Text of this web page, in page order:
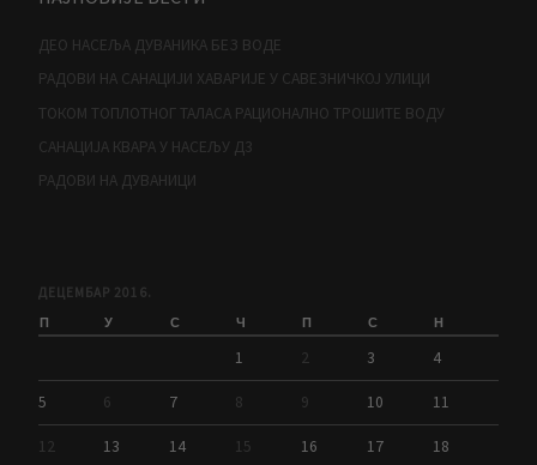
ДЕО НАСЕЉА ДУВАНИКА БЕЗ ВОДЕ
РАДОВИ НА САНАЦИЈИ ХАВАРИЈЕ У САВЕЗНИЧКОЈ УЛИЦИ
ТОКОМ ТОПЛОТНОГ ТАЛАСА РАЦИОНАЛНО ТРОШИТЕ ВОДУ
САНАЦИЈА КВАРА У НАСЕЉУ Д3
РАДОВИ НА ДУВАНИЦИ
ДЕЦЕМБАР 2016.
П У С Ч П С Н
1 2 3 4
5 6 7 8 9 10 11
12 13 14 15 16 17 18